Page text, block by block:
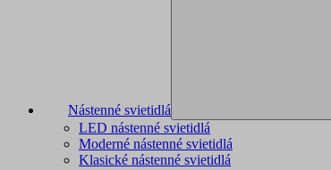
Nástenné svietidlá
LED nástenné svietidlá
Moderné nástenné svietidlá
Klasické nástenné svietidlá